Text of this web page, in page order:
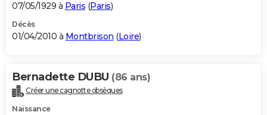
07/05/1929 à Paris (Paris)
Décès
01/04/2010 à Montbrison (Loire)
Bernadette DUBU (86 ans)
Créer une cagnotte obsèques
Naissance